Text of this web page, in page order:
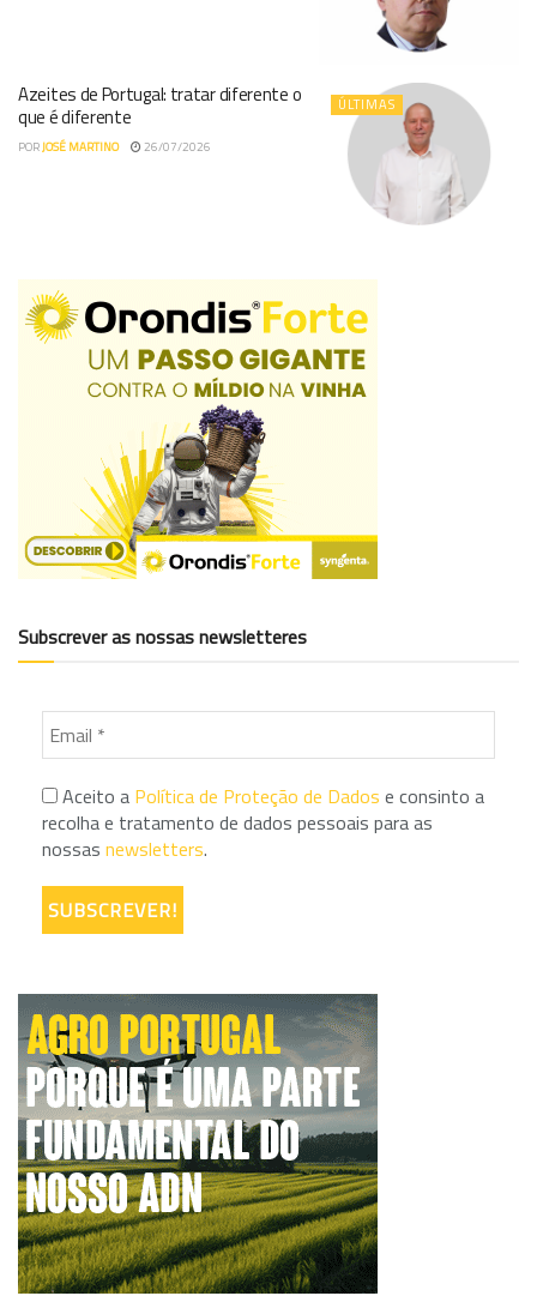
ÚLTIMAS
Azeites de Portugal: tratar diferente o
que é diferente
PORJOSÉ MARTINO 26/07/2026
Subscrever as nossas newsletteres
Aceito a Política de Proteção de Dados e consinto a
recolha e tratamento de dados pessoais para as
nossas newsletters.